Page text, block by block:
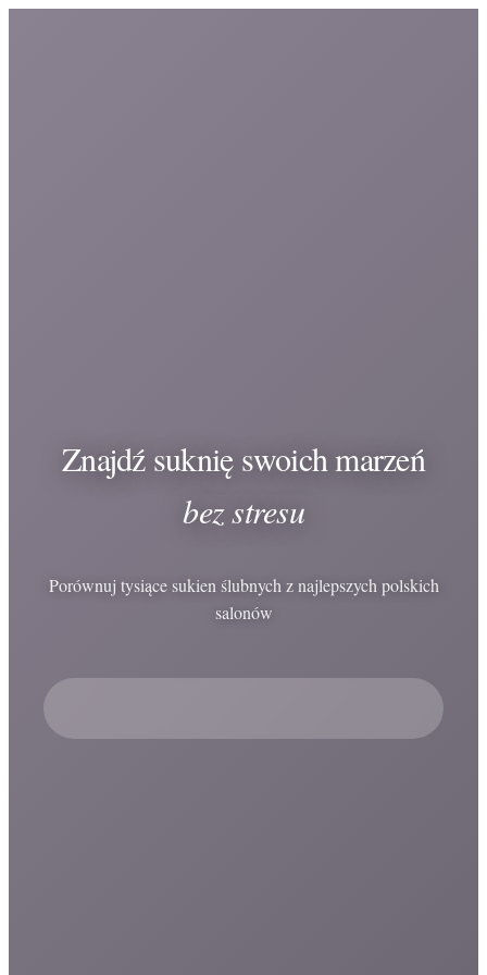
Znajdź suknię swoich marzeń
bez stresu
Porównuj tysiące sukien ślubnych z najlepszych polskich
salonów